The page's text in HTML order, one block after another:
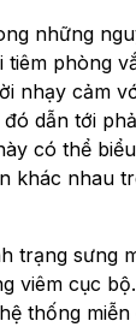
những
tiêm phòng
nhạy cảm
dẫn tới
có thể
khác nhau
trạng sưng
viêm cục
thống